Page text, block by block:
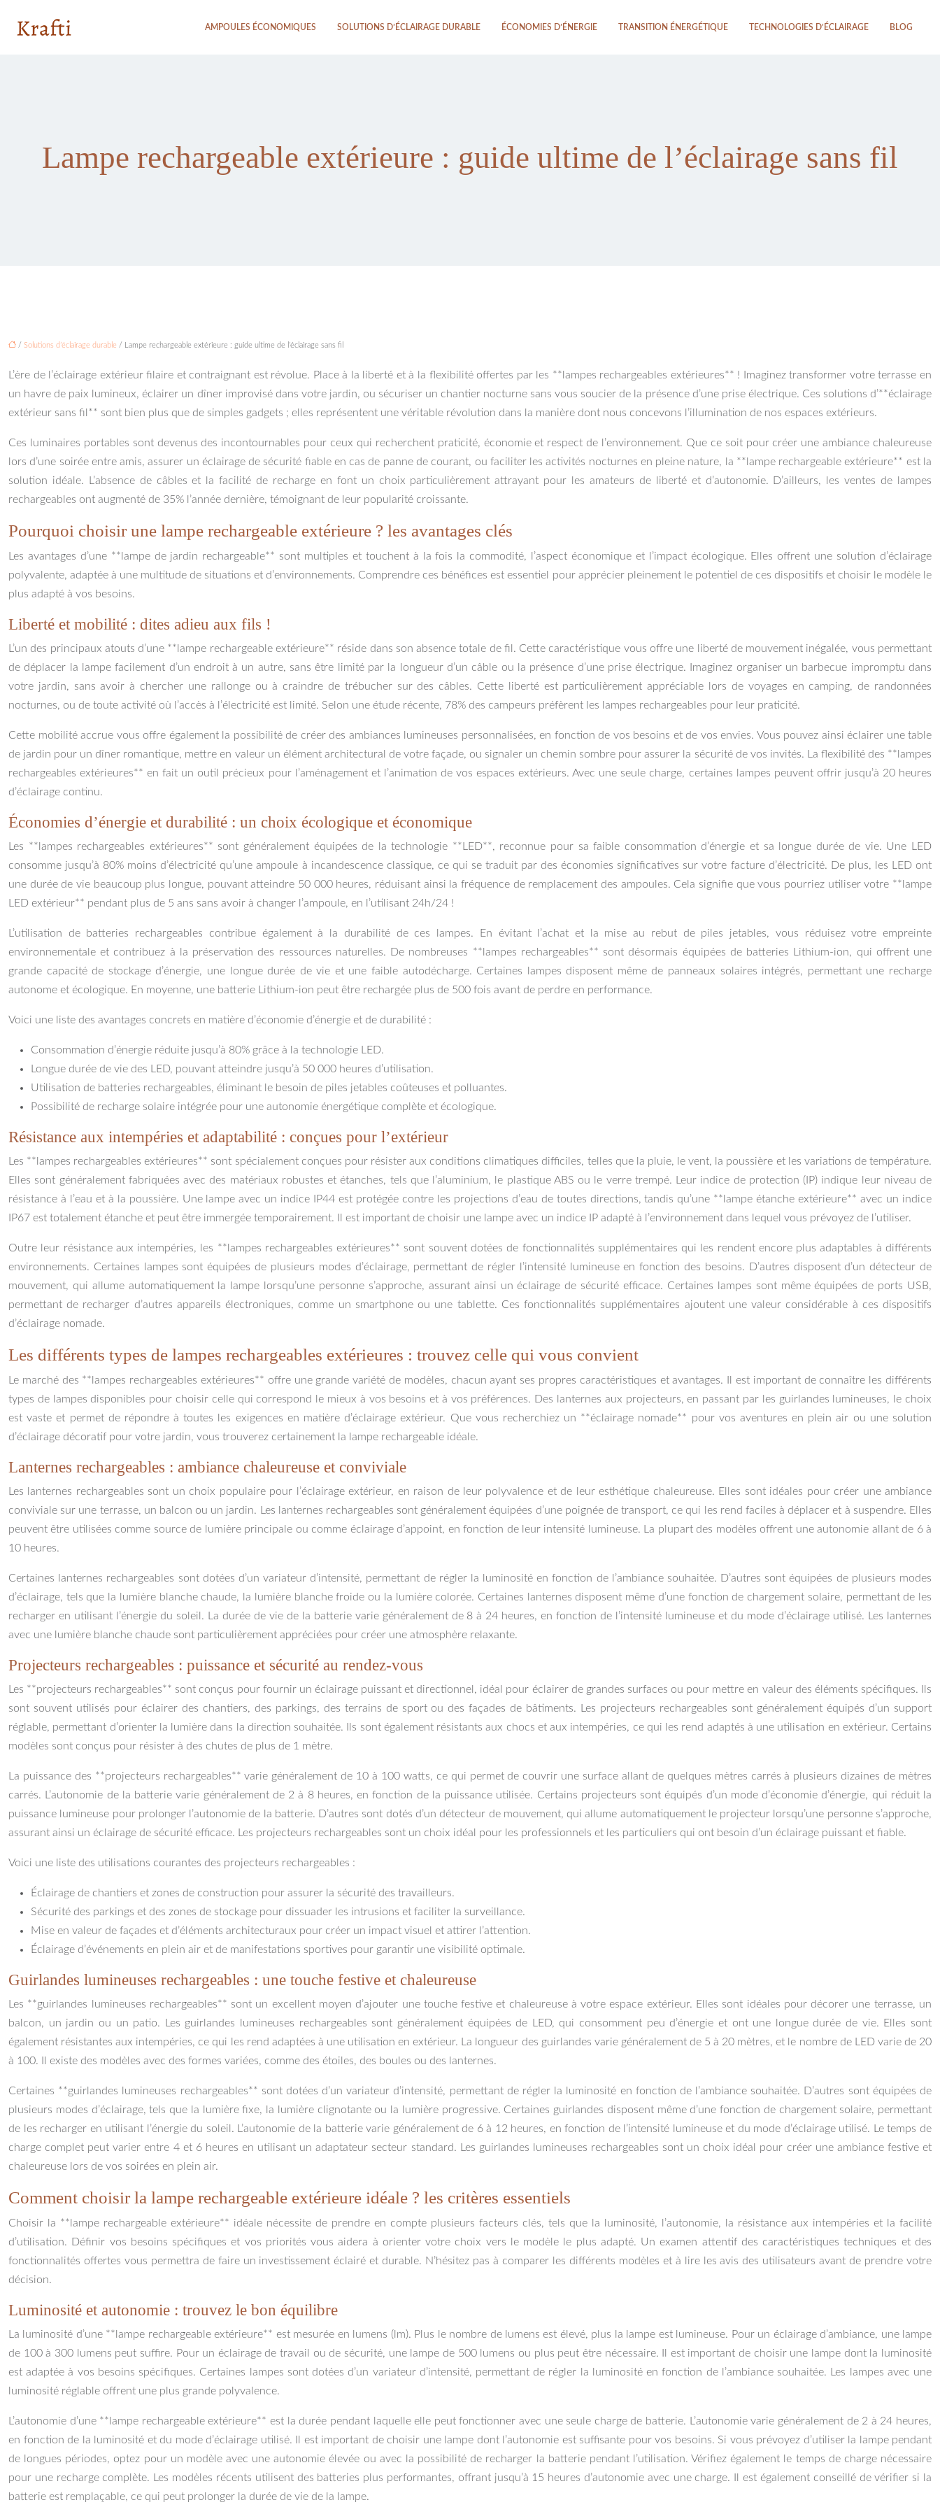
AMPOULES ÉCONOMIQUES SOLUTIONS D’ÉCLAIRAGE DURABLE ÉCONOMIES D’ÉNERGIE TRANSITION ÉNERGÉTIQUE TECHNOLOGIES D’ÉCLAIRAGE BLOG
Lampe rechargeable extérieure : guide ultime de l’éclairage sans fil
/ Solutions d’éclairage durable / Lampe rechargeable extérieure : guide ultime de l’éclairage sans fil
L’ère de l’éclairage extérieur filaire et contraignant est révolue. Place à la liberté et à la flexibilité offertes par les **lampes rechargeables extérieures** ! Imaginez transformer votre terrasse en
un havre de paix lumineux, éclairer un dîner improvisé dans votre jardin, ou sécuriser un chantier nocturne sans vous soucier de la présence d’une prise électrique. Ces solutions d’**éclairage
extérieur sans fil** sont bien plus que de simples gadgets ; elles représentent une véritable révolution dans la manière dont nous concevons l’illumination de nos espaces extérieurs.
Ces luminaires portables sont devenus des incontournables pour ceux qui recherchent praticité, économie et respect de l’environnement. Que ce soit pour créer une ambiance chaleureuse
lors d’une soirée entre amis, assurer un éclairage de sécurité fiable en cas de panne de courant, ou faciliter les activités nocturnes en pleine nature, la **lampe rechargeable extérieure** est la
solution idéale. L’absence de câbles et la facilité de recharge en font un choix particulièrement attrayant pour les amateurs de liberté et d’autonomie. D’ailleurs, les ventes de lampes
rechargeables ont augmenté de 35% l’année dernière, témoignant de leur popularité croissante.
Pourquoi choisir une lampe rechargeable extérieure ? les avantages clés
Les avantages d’une **lampe de jardin rechargeable** sont multiples et touchent à la fois la commodité, l’aspect économique et l’impact écologique. Elles offrent une solution d’éclairage
polyvalente, adaptée à une multitude de situations et d’environnements. Comprendre ces bénéfices est essentiel pour apprécier pleinement le potentiel de ces dispositifs et choisir le modèle le
plus adapté à vos besoins.
Liberté et mobilité : dites adieu aux fils !
L’un des principaux atouts d’une **lampe rechargeable extérieure** réside dans son absence totale de fil. Cette caractéristique vous offre une liberté de mouvement inégalée, vous permettant
de déplacer la lampe facilement d’un endroit à un autre, sans être limité par la longueur d’un câble ou la présence d’une prise électrique. Imaginez organiser un barbecue impromptu dans
votre jardin, sans avoir à chercher une rallonge ou à craindre de trébucher sur des câbles. Cette liberté est particulièrement appréciable lors de voyages en camping, de randonnées
nocturnes, ou de toute activité où l’accès à l’électricité est limité. Selon une étude récente, 78% des campeurs préfèrent les lampes rechargeables pour leur praticité.
Cette mobilité accrue vous offre également la possibilité de créer des ambiances lumineuses personnalisées, en fonction de vos besoins et de vos envies. Vous pouvez ainsi éclairer une table
de jardin pour un dîner romantique, mettre en valeur un élément architectural de votre façade, ou signaler un chemin sombre pour assurer la sécurité de vos invités. La flexibilité des **lampes
rechargeables extérieures** en fait un outil précieux pour l’aménagement et l’animation de vos espaces extérieurs. Avec une seule charge, certaines lampes peuvent offrir jusqu’à 20 heures
d’éclairage continu.
Économies d’énergie et durabilité : un choix écologique et économique
Les **lampes rechargeables extérieures** sont généralement équipées de la technologie **LED**, reconnue pour sa faible consommation d’énergie et sa longue durée de vie. Une LED
consomme jusqu’à 80% moins d’électricité qu’une ampoule à incandescence classique, ce qui se traduit par des économies significatives sur votre facture d’électricité. De plus, les LED ont
une durée de vie beaucoup plus longue, pouvant atteindre 50 000 heures, réduisant ainsi la fréquence de remplacement des ampoules. Cela signifie que vous pourriez utiliser votre **lampe
LED extérieur** pendant plus de 5 ans sans avoir à changer l’ampoule, en l’utilisant 24h/24 !
L’utilisation de batteries rechargeables contribue également à la durabilité de ces lampes. En évitant l’achat et la mise au rebut de piles jetables, vous réduisez votre empreinte
environnementale et contribuez à la préservation des ressources naturelles. De nombreuses **lampes rechargeables** sont désormais équipées de batteries Lithium-ion, qui offrent une
grande capacité de stockage d’énergie, une longue durée de vie et une faible autodécharge. Certaines lampes disposent même de panneaux solaires intégrés, permettant une recharge
autonome et écologique. En moyenne, une batterie Lithium-ion peut être rechargée plus de 500 fois avant de perdre en performance.
Voici une liste des avantages concrets en matière d’économie d’énergie et de durabilité :
Consommation d’énergie réduite jusqu’à 80% grâce à la technologie LED.
Longue durée de vie des LED, pouvant atteindre jusqu’à 50 000 heures d’utilisation.
Utilisation de batteries rechargeables, éliminant le besoin de piles jetables coûteuses et polluantes.
Possibilité de recharge solaire intégrée pour une autonomie énergétique complète et écologique.
Résistance aux intempéries et adaptabilité : conçues pour l’extérieur
Les **lampes rechargeables extérieures** sont spécialement conçues pour résister aux conditions climatiques difficiles, telles que la pluie, le vent, la poussière et les variations de température.
Elles sont généralement fabriquées avec des matériaux robustes et étanches, tels que l’aluminium, le plastique ABS ou le verre trempé. Leur indice de protection (IP) indique leur niveau de
résistance à l’eau et à la poussière. Une lampe avec un indice IP44 est protégée contre les projections d’eau de toutes directions, tandis qu’une **lampe étanche extérieure** avec un indice
IP67 est totalement étanche et peut être immergée temporairement. Il est important de choisir une lampe avec un indice IP adapté à l’environnement dans lequel vous prévoyez de l’utiliser.
Outre leur résistance aux intempéries, les **lampes rechargeables extérieures** sont souvent dotées de fonctionnalités supplémentaires qui les rendent encore plus adaptables à différents
environnements. Certaines lampes sont équipées de plusieurs modes d’éclairage, permettant de régler l’intensité lumineuse en fonction des besoins. D’autres disposent d’un détecteur de
mouvement, qui allume automatiquement la lampe lorsqu’une personne s’approche, assurant ainsi un éclairage de sécurité efficace. Certaines lampes sont même équipées de ports USB,
permettant de recharger d’autres appareils électroniques, comme un smartphone ou une tablette. Ces fonctionnalités supplémentaires ajoutent une valeur considérable à ces dispositifs
d’éclairage nomade.
Les différents types de lampes rechargeables extérieures : trouvez celle qui vous convient
Le marché des **lampes rechargeables extérieures** offre une grande variété de modèles, chacun ayant ses propres caractéristiques et avantages. Il est important de connaître les différents
types de lampes disponibles pour choisir celle qui correspond le mieux à vos besoins et à vos préférences. Des lanternes aux projecteurs, en passant par les guirlandes lumineuses, le choix
est vaste et permet de répondre à toutes les exigences en matière d’éclairage extérieur. Que vous recherchiez un **éclairage nomade** pour vos aventures en plein air ou une solution
d’éclairage décoratif pour votre jardin, vous trouverez certainement la lampe rechargeable idéale.
Lanternes rechargeables : ambiance chaleureuse et conviviale
Les lanternes rechargeables sont un choix populaire pour l’éclairage extérieur, en raison de leur polyvalence et de leur esthétique chaleureuse. Elles sont idéales pour créer une ambiance
conviviale sur une terrasse, un balcon ou un jardin. Les lanternes rechargeables sont généralement équipées d’une poignée de transport, ce qui les rend faciles à déplacer et à suspendre. Elles
peuvent être utilisées comme source de lumière principale ou comme éclairage d’appoint, en fonction de leur intensité lumineuse. La plupart des modèles offrent une autonomie allant de 6 à
10 heures.
Certaines lanternes rechargeables sont dotées d’un variateur d’intensité, permettant de régler la luminosité en fonction de l’ambiance souhaitée. D’autres sont équipées de plusieurs modes
d’éclairage, tels que la lumière blanche chaude, la lumière blanche froide ou la lumière colorée. Certaines lanternes disposent même d’une fonction de chargement solaire, permettant de les
recharger en utilisant l’énergie du soleil. La durée de vie de la batterie varie généralement de 8 à 24 heures, en fonction de l’intensité lumineuse et du mode d’éclairage utilisé. Les lanternes
avec une lumière blanche chaude sont particulièrement appréciées pour créer une atmosphère relaxante.
Projecteurs rechargeables : puissance et sécurité au rendez-vous
Les **projecteurs rechargeables** sont conçus pour fournir un éclairage puissant et directionnel, idéal pour éclairer de grandes surfaces ou pour mettre en valeur des éléments spécifiques. Ils
sont souvent utilisés pour éclairer des chantiers, des parkings, des terrains de sport ou des façades de bâtiments. Les projecteurs rechargeables sont généralement équipés d’un support
réglable, permettant d’orienter la lumière dans la direction souhaitée. Ils sont également résistants aux chocs et aux intempéries, ce qui les rend adaptés à une utilisation en extérieur. Certains
modèles sont conçus pour résister à des chutes de plus de 1 mètre.
La puissance des **projecteurs rechargeables** varie généralement de 10 à 100 watts, ce qui permet de couvrir une surface allant de quelques mètres carrés à plusieurs dizaines de mètres
carrés. L’autonomie de la batterie varie généralement de 2 à 8 heures, en fonction de la puissance utilisée. Certains projecteurs sont équipés d’un mode d’économie d’énergie, qui réduit la
puissance lumineuse pour prolonger l’autonomie de la batterie. D’autres sont dotés d’un détecteur de mouvement, qui allume automatiquement le projecteur lorsqu’une personne s’approche,
assurant ainsi un éclairage de sécurité efficace. Les projecteurs rechargeables sont un choix idéal pour les professionnels et les particuliers qui ont besoin d’un éclairage puissant et fiable.
Voici une liste des utilisations courantes des projecteurs rechargeables :
Éclairage de chantiers et zones de construction pour assurer la sécurité des travailleurs.
Sécurité des parkings et des zones de stockage pour dissuader les intrusions et faciliter la surveillance.
Mise en valeur de façades et d’éléments architecturaux pour créer un impact visuel et attirer l’attention.
Éclairage d’événements en plein air et de manifestations sportives pour garantir une visibilité optimale.
Guirlandes lumineuses rechargeables : une touche festive et chaleureuse
Les **guirlandes lumineuses rechargeables** sont un excellent moyen d’ajouter une touche festive et chaleureuse à votre espace extérieur. Elles sont idéales pour décorer une terrasse, un
balcon, un jardin ou un patio. Les guirlandes lumineuses rechargeables sont généralement équipées de LED, qui consomment peu d’énergie et ont une longue durée de vie. Elles sont
également résistantes aux intempéries, ce qui les rend adaptées à une utilisation en extérieur. La longueur des guirlandes varie généralement de 5 à 20 mètres, et le nombre de LED varie de 20
à 100. Il existe des modèles avec des formes variées, comme des étoiles, des boules ou des lanternes.
Certaines **guirlandes lumineuses rechargeables** sont dotées d’un variateur d’intensité, permettant de régler la luminosité en fonction de l’ambiance souhaitée. D’autres sont équipées de
plusieurs modes d’éclairage, tels que la lumière fixe, la lumière clignotante ou la lumière progressive. Certaines guirlandes disposent même d’une fonction de chargement solaire, permettant
de les recharger en utilisant l’énergie du soleil. L’autonomie de la batterie varie généralement de 6 à 12 heures, en fonction de l’intensité lumineuse et du mode d’éclairage utilisé. Le temps de
charge complet peut varier entre 4 et 6 heures en utilisant un adaptateur secteur standard. Les guirlandes lumineuses rechargeables sont un choix idéal pour créer une ambiance festive et
chaleureuse lors de vos soirées en plein air.
Comment choisir la lampe rechargeable extérieure idéale ? les critères essentiels
Choisir la **lampe rechargeable extérieure** idéale nécessite de prendre en compte plusieurs facteurs clés, tels que la luminosité, l’autonomie, la résistance aux intempéries et la facilité
d’utilisation. Définir vos besoins spécifiques et vos priorités vous aidera à orienter votre choix vers le modèle le plus adapté. Un examen attentif des caractéristiques techniques et des
fonctionnalités offertes vous permettra de faire un investissement éclairé et durable. N’hésitez pas à comparer les différents modèles et à lire les avis des utilisateurs avant de prendre votre
décision.
Luminosité et autonomie : trouvez le bon équilibre
La luminosité d’une **lampe rechargeable extérieure** est mesurée en lumens (lm). Plus le nombre de lumens est élevé, plus la lampe est lumineuse. Pour un éclairage d’ambiance, une lampe
de 100 à 300 lumens peut suffire. Pour un éclairage de travail ou de sécurité, une lampe de 500 lumens ou plus peut être nécessaire. Il est important de choisir une lampe dont la luminosité
est adaptée à vos besoins spécifiques. Certaines lampes sont dotées d’un variateur d’intensité, permettant de régler la luminosité en fonction de l’ambiance souhaitée. Les lampes avec une
luminosité réglable offrent une plus grande polyvalence.
L’autonomie d’une **lampe rechargeable extérieure** est la durée pendant laquelle elle peut fonctionner avec une seule charge de batterie. L’autonomie varie généralement de 2 à 24 heures,
en fonction de la luminosité et du mode d’éclairage utilisé. Il est important de choisir une lampe dont l’autonomie est suffisante pour vos besoins. Si vous prévoyez d’utiliser la lampe pendant
de longues périodes, optez pour un modèle avec une autonomie élevée ou avec la possibilité de recharger la batterie pendant l’utilisation. Vérifiez également le temps de charge nécessaire
pour une recharge complète. Les modèles récents utilisent des batteries plus performantes, offrant jusqu’à 15 heures d’autonomie avec une charge. Il est également conseillé de vérifier si la
batterie est remplaçable, ce qui peut prolonger la durée de vie de la lampe.